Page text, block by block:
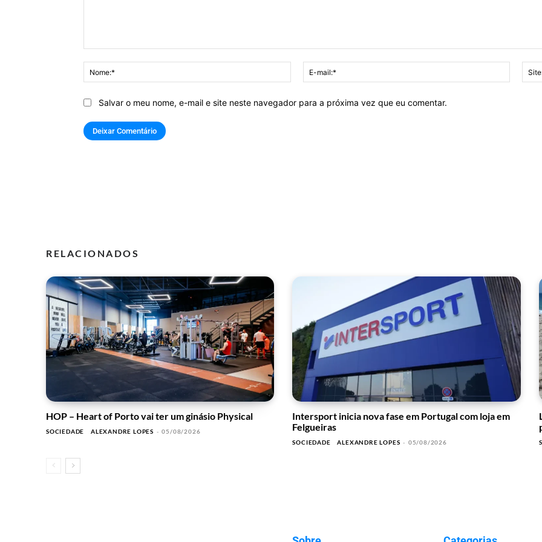
Nome:*
mail:*
Salvar o meu nome, e-mail e site neste navegador para a próxima vez que eu comentar.
RELACIONADOS
HOP – Heart of Porto vai ter um ginásio Physical
SOCIEDADE ALEXANDRE LOPES - 05/08/2026
Intersport inicia nova fase em Portugal com loja em
Felgueiras
SOCIEDADE ALEXANDRE LOPES - 05/08/2026